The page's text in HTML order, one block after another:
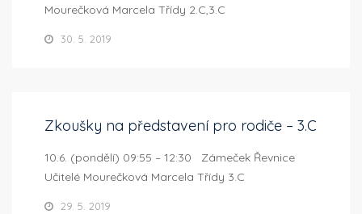
Mourečková Marcela Třídy 2.C,3.C
30. 5. 2019
Zkoušky na představení pro rodiče – 3.C
10.6. (pondělí) 09:55 – 12:30 Zámeček Řevnice
Učitelé Mourečková Marcela Třídy 3.C
29. 5. 2019